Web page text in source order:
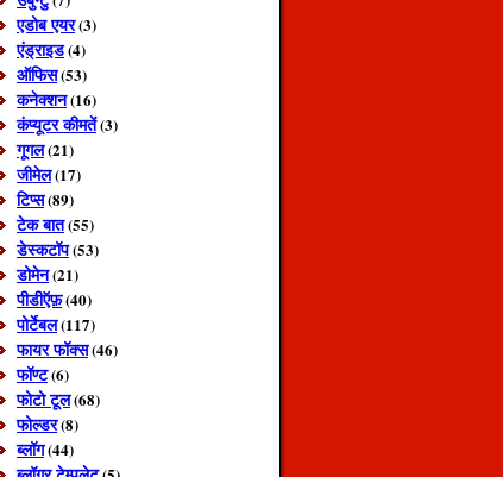
एडोब एयर(3)
एंड्राइड(4)
ऑफिस(53)
कनेक्शन(16)
कंप्यूटर कीमतें(3)
गूगल(21)
जीमेल(17)
टिप्स(89)
टेक बात(55)
डेस्कटॉप(53)
डोमेन(21)
पीडीऍफ़(40)
पोर्टेबल(117)
फायर फॉक्स(46)
फॉण्ट(6)
फोटो टूल(68)
फोल्डर(8)
ब्लॉग(44)